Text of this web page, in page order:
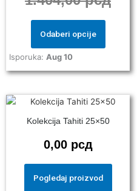
Odaberi opcije
may
be
on
product
Isporuka: Aug 10
Kolekcija Tahiti 25×50
0,00 рсд
Pogledaj proizvod